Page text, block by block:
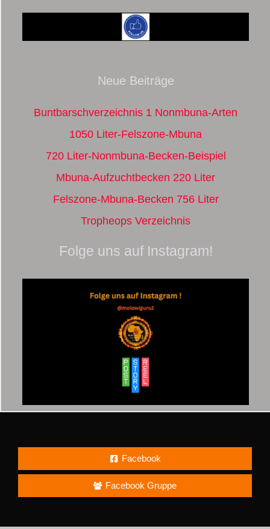
Neue Beiträge
Buntbarschverzeichnis 1 Nonmbuna-Arten
1050 Liter-Felszone-Mbuna
720 Liter-Nonmbuna-Becken-Beispiel
Mbuna-Aufzuchtbecken 220 Liter
Felszone-Mbuna-Becken 756 Liter
Tropheops Verzeichnis
Folge uns auf Instagram!
Facebook
Facebook Gruppe